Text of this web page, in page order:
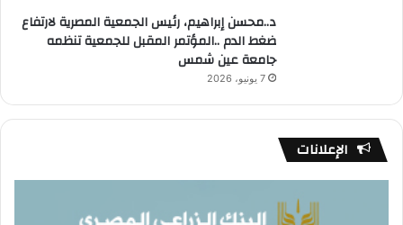
د..محسن إبراهيم، رئيس الجمعية المصرية لارتفاع
ضغط الدم ..المؤتمر المقبل للجمعية تنظمه
جامعة عين شمس
7 يونيو، 2026
الإعلانات